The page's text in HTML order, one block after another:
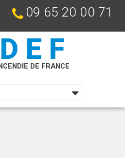
09 65 20 00 71
DE FRANCE